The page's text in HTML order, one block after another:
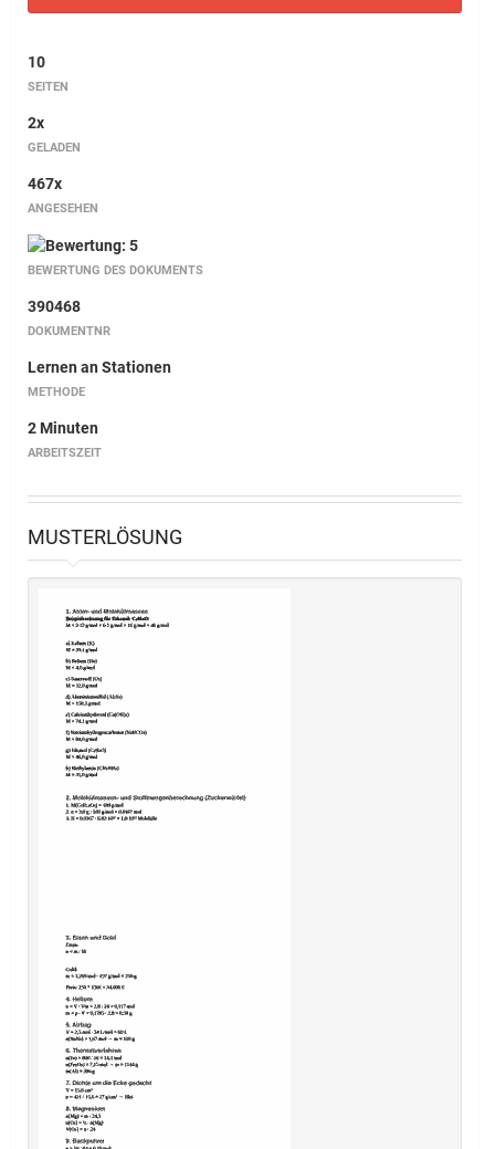
10
SEITEN
2x
GELADEN
467x
ANGESEHEN
BEWERTUNG DES DOKUMENTS
390468
DOKUMENTNR
Lernen an Stationen
METHODE
2 Minuten
ARBEITSZEIT
MUSTERLÖSUNG